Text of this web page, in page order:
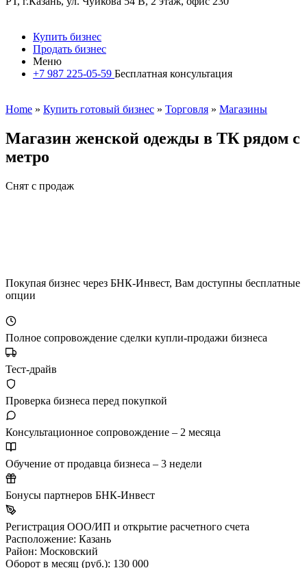
Купить бизнес
Продать бизнес
Меню
+7 987 225-05-59 Бесплатная консультация
Home » Купить готовый бизнес » Торговля » Магазины
Магазин женской одежды в ТК рядом с
метро
Снят с продаж
Покупая бизнес через БНК-Инвест, Вам доступны бесплатные
опции
Полное сопровождение сделки купли-продажи бизнеса
Тест-драйв
Проверка бизнеса перед покупкой
Консультационное сопровождение – 2 месяца
Обучение от продавца бизнеса – 3 недели
Бонусы партнеров БНК-Инвест
Регистрация ООО/ИП и открытие расчетного счета
Расположение: Казань
Район: Московский
Оборот в месяц (руб.): 130 000